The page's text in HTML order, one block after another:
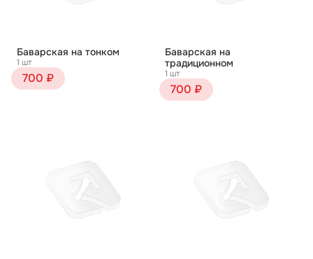
Баварская на тонком
1 шт
700 ₽
Баварская на
традиционном
1 шт
700 ₽